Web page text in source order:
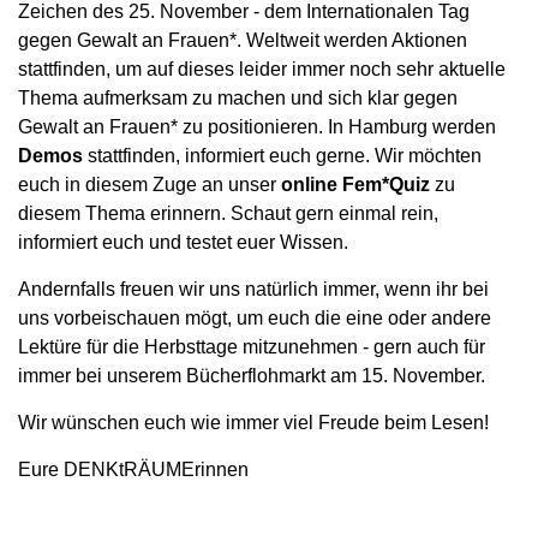
Zeichen des 25. November - dem Internationalen Tag
gegen Gewalt an Frauen*. Weltweit werden Aktionen
stattfinden, um auf dieses leider immer noch sehr aktuelle
Thema aufmerksam zu machen und sich klar gegen
Gewalt an Frauen* zu positionieren. In Hamburg werden
Demos stattfinden, informiert euch gerne. Wir möchten
euch in diesem Zuge an unser online Fem*Quiz zu
diesem Thema erinnern. Schaut gern einmal rein,
informiert euch und testet euer Wissen.
Andernfalls freuen wir uns natürlich immer, wenn ihr bei
uns vorbeischauen mögt, um euch die eine oder andere
Lektüre für die Herbsttage mitzunehmen - gern auch für
immer bei unserem Bücherflohmarkt am 15. November.
Wir wünschen euch wie immer viel Freude beim Lesen!
Eure DENKtRÄUMErinnen